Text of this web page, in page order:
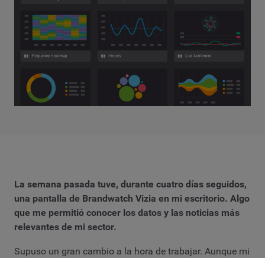
La semana pasada tuve, durante cuatro días seguidos,
una pantalla de Brandwatch Vizia en mi escritorio. Algo
que me permitió conocer los datos y las noticias más
relevantes de mi sector.
Supuso un gran cambio a la hora de trabajar. Aunque mi